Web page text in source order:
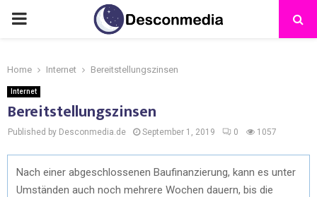
Home Internet Bereitstellungszinsen
Internet
Bereitstellungszinsen
Published by Desconmedia.de September 1, 2019 0 1057
Nach einer abgeschlossenen Baufinanzierung, kann es unter
Umständen auch noch mehrere Wochen dauern, bis die